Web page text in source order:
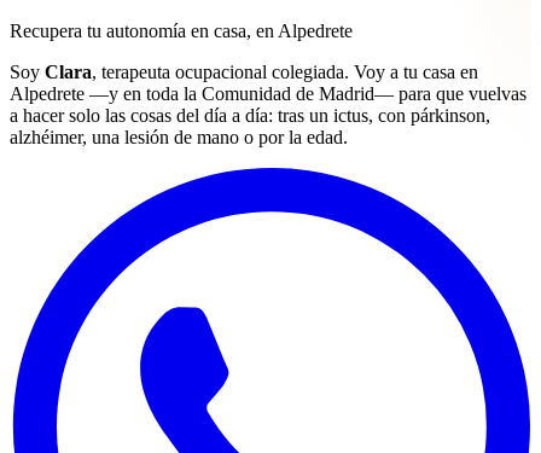
Recupera tu autonomía en casa, en Alpedrete
Soy Clara, terapeuta ocupacional colegiada. Voy a tu casa en
Alpedrete —y en toda la Comunidad de Madrid— para que vuelvas
a hacer solo las cosas del día a día: tras un ictus, con párkinson,
alzhéimer, una lesión de mano o por la edad.